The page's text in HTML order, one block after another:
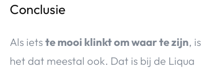
Conclusie
Als ietste mooi klinkt om waar te zijn, is
het dat meestal ook. Dat is bij de Liqua